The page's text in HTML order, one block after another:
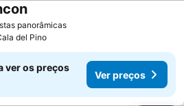
panorâmicasVer preços
Ver preços
del Pino
ver os preços
Ver preços